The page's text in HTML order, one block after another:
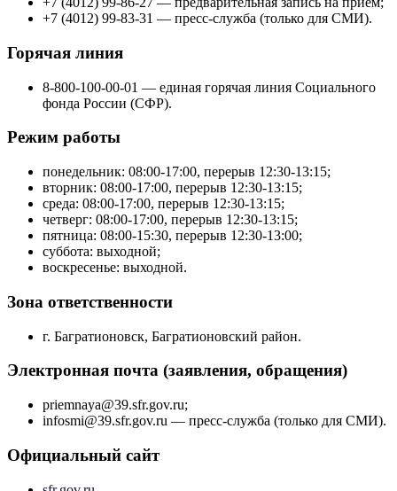
+7 (4012) 99-83-31 — пресс-служба (только для СМИ).
Горячая линия
8-800-100-00-01 — единая горячая линия Социального
фонда России (СФР).
Режим работы
понедельник: 08:00-17:00, перерыв 12:30-13:15;
вторник: 08:00-17:00, перерыв 12:30-13:15;
среда: 08:00-17:00, перерыв 12:30-13:15;
четверг: 08:00-17:00, перерыв 12:30-13:15;
пятница: 08:00-15:30, перерыв 12:30-13:00;
суббота: выходной;
воскресенье: выходной.
Зона ответственности
г. Багратионовск, Багратионовский район.
Электронная почта (заявления, обращения)
priemnaya@39.sfr.gov.ru;
infosmi@39.sfr.gov.ru — пресс-служба (только для СМИ).
Официальный сайт